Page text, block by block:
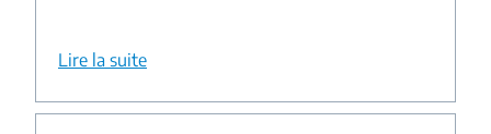
Lire la suite